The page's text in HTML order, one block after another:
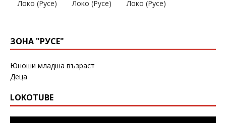
ЗОНА "РУСЕ"
Юноши младша възраст
Деца
LOKOTUBE